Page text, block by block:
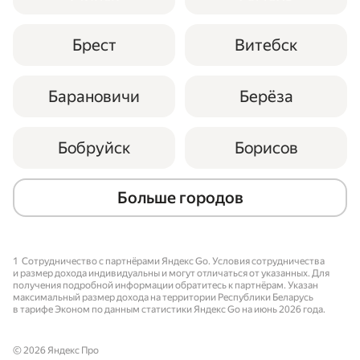
видел его в своём приложении.
Если в заказе что-то идёт не по плану,
например, произошло значительное
продолжительная остановка или
завершение поездки далеко от точки
Б, с водителем и его пассажиром
связывается команда безопасности.
Брест Витебск
Барановичи Берёза
Бобруйск Борисов
Больше городов
1 Сотрудничество с партнёрами Яндекс Go. Условия сотрудничества
и размер дохода индивидуальны и могут отличаться от указанных. Для
получения подробной информации обратитесь к партнёрам. Указан
максимальный размер дохода на территории Республики Беларусь
в тарифе Эконом по данным статистики Яндекс Go на июнь 2026 года.
© 2026 Яндекс Про